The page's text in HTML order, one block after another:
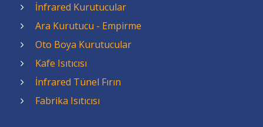
İnfrared Kurutucular
Ara Kurutucu - Empirme
Oto Boya Kurutucular
Kafe Isıtıcısı
İnfrared Tünel Fırın
Fabrika Isıtıcısı